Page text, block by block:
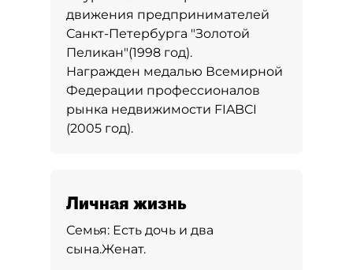
движения предпринимателей
Санкт-Петербурга "Золотой
Пеликан"(1998 год).
Награжден медалью Всемирной
Федерации профессионалов
рынка недвижимости FIABCI
(2005 год).
Личная жизнь
Семья: Есть дочь и два
сына.Женат.